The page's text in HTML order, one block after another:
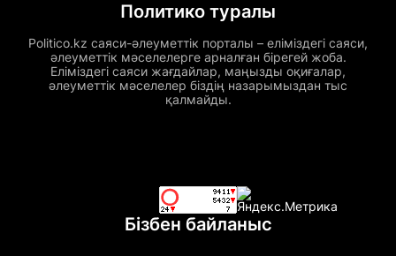
Политико туралы
Politico.kz саяси-әлеуметтік порталы – еліміздегі саяси,
әлеуметтік мәселелерге арналған бірегей жоба.
Еліміздегі саяси жағдайлар, маңызды оқиғалар,
әлеуметтік мәселелер біздің назарымыздан тыс
қалмайды.
Бізбен байланыс